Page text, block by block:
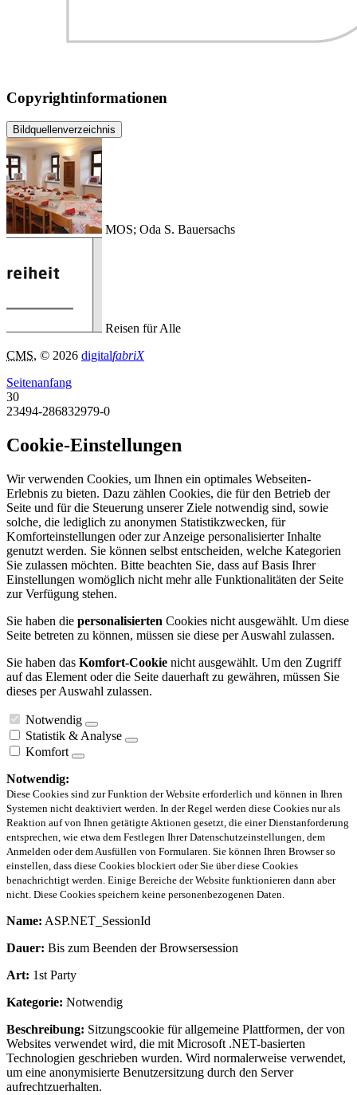
Copyrightinformationen
Bildquellenverzeichnis
MOS; Oda S. Bauersachs
Reisen für Alle
CMS, © 2026 digitalfabriX
Seitenanfang
30
23494-286832979-0
Cookie-Einstellungen
Wir verwenden Cookies, um Ihnen ein optimales Webseiten-
Erlebnis zu bieten. Dazu zählen Cookies, die für den Betrieb der
Seite und für die Steuerung unserer Ziele notwendig sind, sowie
solche, die lediglich zu anonymen Statistikzwecken, für
Komforteinstellungen oder zur Anzeige personalisierter Inhalte
genutzt werden. Sie können selbst entscheiden, welche Kategorien
Sie zulassen möchten. Bitte beachten Sie, dass auf Basis Ihrer
Einstellungen womöglich nicht mehr alle Funktionalitäten der Seite
zur Verfügung stehen.
Sie haben die personalisierten Cookies nicht ausgewählt. Um diese
Seite betreten zu können, müssen sie diese per Auswahl zulassen.
Sie haben das Komfort-Cookie nicht ausgewählt. Um den Zugriff
auf das Element oder die Seite dauerhaft zu gewähren, müssen Sie
dieses per Auswahl zulassen.
Notwendig
Statistik & Analyse
Komfort
Notwendig:
Diese Cookies sind zur Funktion der Website erforderlich und können in Ihren
Systemen nicht deaktiviert werden. In der Regel werden diese Cookies nur als
Reaktion auf von Ihnen getätigte Aktionen gesetzt, die einer Dienstanforderung
entsprechen, wie etwa dem Festlegen Ihrer Datenschutzeinstellungen, dem
Anmelden oder dem Ausfüllen von Formularen. Sie können Ihren Browser so
einstellen, dass diese Cookies blockiert oder Sie über diese Cookies
benachrichtigt werden. Einige Bereiche der Website funktionieren dann aber
nicht. Diese Cookies speichern keine personenbezogenen Daten.
Name: ASP.NET_SessionId
Dauer: Bis zum Beenden der Browsersession
Art: 1st Party
Kategorie: Notwendig
Beschreibung: Sitzungscookie für allgemeine Plattformen, der von
Websites verwendet wird, die mit Microsoft .NET-basierten
Technologien geschrieben wurden. Wird normalerweise verwendet,
um eine anonymisierte Benutzersitzung durch den Server
aufrechtzuerhalten.